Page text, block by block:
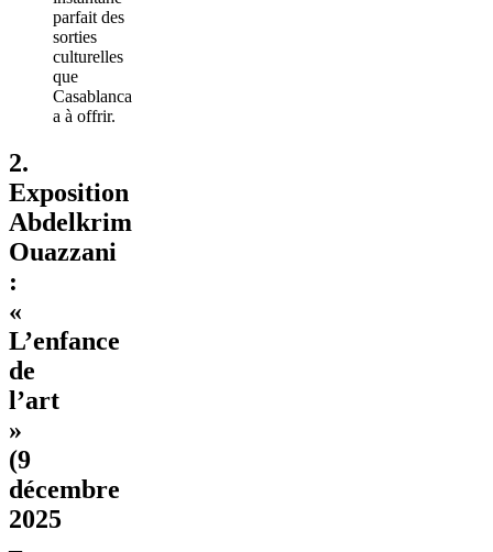
2.
Exposition
Abdelkrim
Ouazzani
:
«
L’enfance
de
l’art
»
(9
décembre
2025